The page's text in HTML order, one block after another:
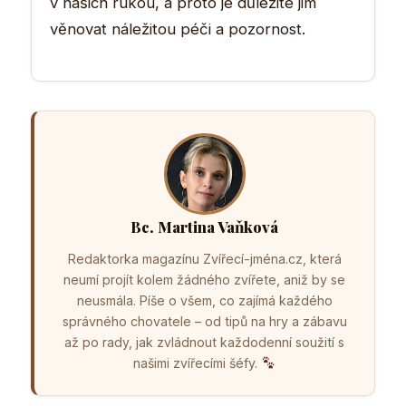
věnovat náležitou péči a pozornost.
Bc. Martina Vaňková
Redaktorka magazínu Zvířecí-jména.cz, která
neumí projít kolem žádného zvířete, aniž by se
neusmála. Píše o všem, co zajímá každého
správného chovatele – od tipů na hry a zábavu
až po rady, jak zvládnout každodenní soužití s
našimi zvířecími šéfy.